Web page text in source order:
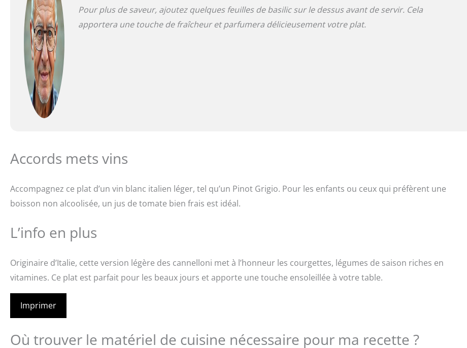
Pour plus de saveur, ajoutez quelques feuilles de basilic sur le dessus avant de servir. Cela
apportera une touche de fraîcheur et parfumera délicieusement votre plat.
Accords mets vins
Accompagnez ce plat d’un vin blanc italien léger, tel qu’un Pinot Grigio. Pour les enfants ou ceux qui préfèrent une
boisson non alcoolisée, un jus de tomate bien frais est idéal.
L’info en plus
Originaire d’Italie, cette version légère des cannelloni met à l’honneur les courgettes, légumes de saison riches en
vitamines. Ce plat est parfait pour les beaux jours et apporte une touche ensoleillée à votre table.
Imprimer
Où trouver le matériel de cuisine nécessaire pour ma recette ?